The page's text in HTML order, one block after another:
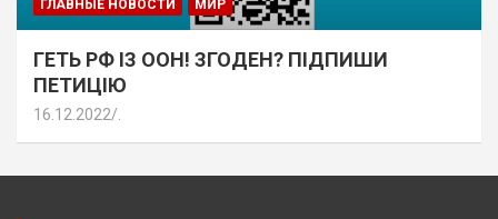
ГЛАВНЫЕ НОВОСТИ МИР
ГЕТЬ РФ ІЗ ООН! ЗГОДЕН? ПІДПИШИ
ПЕТИЦІЮ
16.12.2022